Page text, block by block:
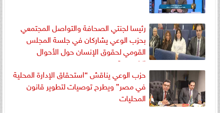
رئيسا لجنتي الصحافة والتواصل المجتمعي
بحزب الوعي يشاركان في جلسة المجلس
القومي لحقوق الإنسان حول الأحوال
الشخصية
حزب الوعي يناقش “استحقاق الإدارة المحلية
في مصر” ويطرح توصيات لتطوير قانون
المحليات